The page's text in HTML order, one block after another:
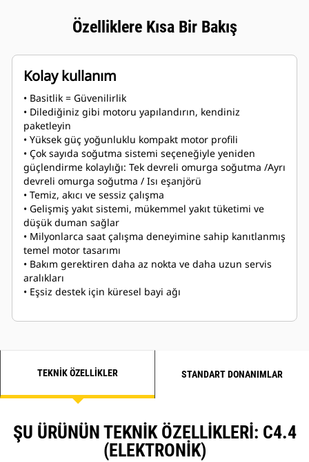
Özelliklere Kısa Bir Bakış
Kolay kullanım
• Basitlik = Güvenilirlik
• Dilediğiniz gibi motoru yapılandırın, kendiniz
paketleyin
• Yüksek güç yoğunluklu kompakt motor profili
• Çok sayıda soğutma sistemi seçeneğiyle yeniden
güçlendirme kolaylığı: Tek devreli omurga soğutma /Ayrı
devreli omurga soğutma / Isı eşanjörü
• Temiz, akıcı ve sessiz çalışma
• Gelişmiş yakıt sistemi, mükemmel yakıt tüketimi ve
düşük duman sağlar
• Milyonlarca saat çalışma deneyimine sahip kanıtlanmış
temel motor tasarımı
• Bakım gerektiren daha az nokta ve daha uzun servis
aralıkları
• Eşsiz destek için küresel bayi ağı
TEKNIK ÖZELLIKLER STANDART DONANIMLAR
ŞU ÜRÜNÜN TEKNIK ÖZELLIKLERI: C4.4
(ELEKTRONIK)